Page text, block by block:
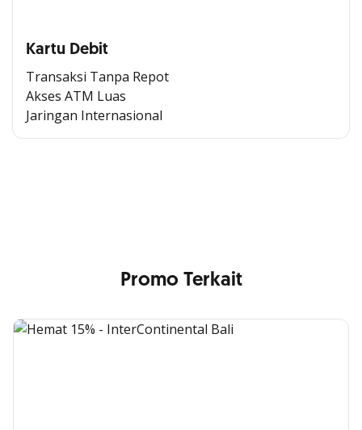
Kartu Debit
Transaksi Tanpa Repot
Akses ATM Luas
Jaringan Internasional
Cross Selling Banner Global
Promo Terkait